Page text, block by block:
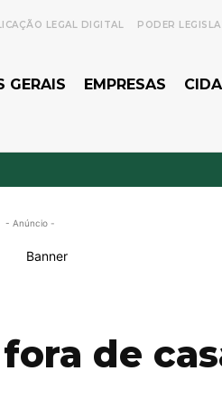
LEGAL DIGITAL PODER
GERAIS EMPRESAS
- Anúncio -
de